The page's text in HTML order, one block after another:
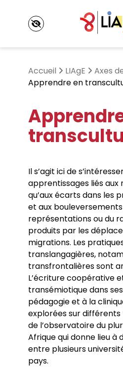
LIAgE
Laboratoire
marGes, Expériences
Axes de recherche
Événements
Autres événements
Membres titulaires
Doctorant·es et docteur·es
Membres associés
Publications
Ouvrages et coordination
Projets financés
Partenariats
Master-Doctorat
Master en Sciences de
formation (ETLV)
Doctorat en Sciences de
formation
Accueil LIAgE
Axes
Apprendre en
Il s’agit ici de
apprentissages liés aux
qu’aux écarts dans les
et aux
représentations ou du
produits par les
migrations. Les
translangagières,
transfrontalières sont
L’écriture coopérative
transémiotique dans
pédagogie et à la
explorées sur
de l’observatoire du
Afrique qui donne lieu à
entre plusieurs
pays.